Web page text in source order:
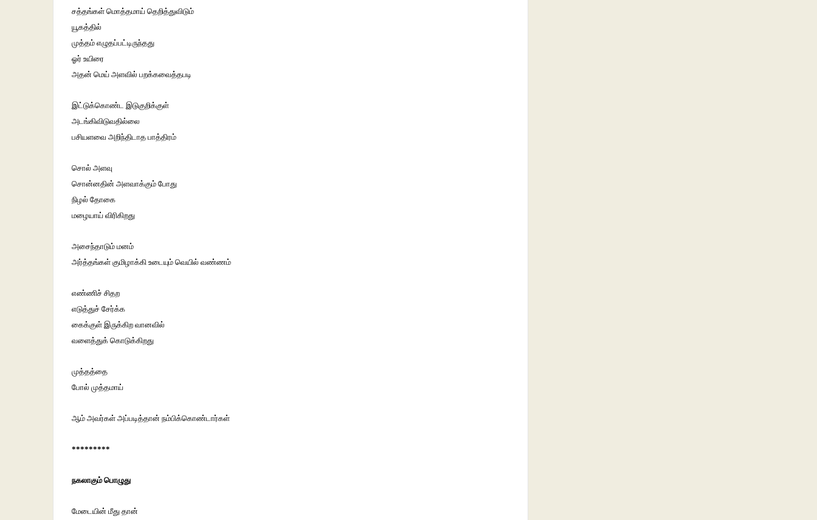
சத்தங்கள் மொத்தமாய் தெறித்துவிடும்
யூகத்தில்
முத்தம் எழுதப்பட்டிருந்தது
ஓர் உயிரை
அதன் மெய் அளவில் பறக்கவைத்தபடி
இட்டுக்கொண்ட இடுகுறிக்குள்
அடங்கிவிடுவதில்லை
பசியளவை அறிந்திடாத பாத்திரம்
சொல் அளவு
சொன்னதின் அளவாக்கும் போது
நிழல் தோகை
மழையாய் விரிகிறது
அசைந்தாடும் மனம்
அர்த்தங்கள் குமிழாக்கி உடையும் வெயில் வண்ணம்
எண்ணிச் சிதற
எடுத்துச் சேர்க்க
கைக்குள் இருக்கிற வானவில்
வளைத்துக் கொடுக்கிறது
முத்தத்தை
போல் முத்தமாய்
ஆம் அவர்கள் அப்படித்தான் நம்பிக்கொண்டார்கள்
*********
நகலாகும் பொழுது
மேடையின் மீது தான்